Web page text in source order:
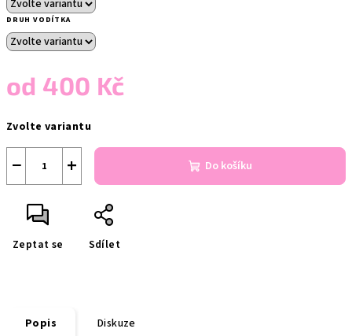
DRUH VODÍTKA
od 400 Kč
cena:
Zvolte variantu
+
− Do košíku
Zeptat se Sdílet
Popis Diskuze